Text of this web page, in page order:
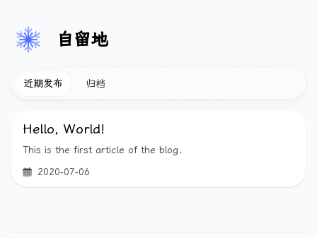
自留地
近期发布 归档
Hello, World!
This is the first article of the blog.
2020-07-06